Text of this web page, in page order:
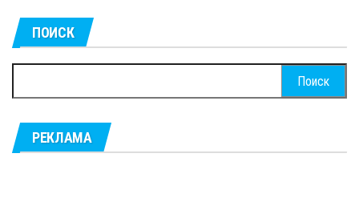
ПОИСК
РЕКЛАМА